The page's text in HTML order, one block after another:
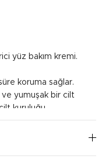
yüz bakım kremi.
koruma sağlar.
yumuşak bir cilt
kuruluğu
kaynağına
sağlar ve